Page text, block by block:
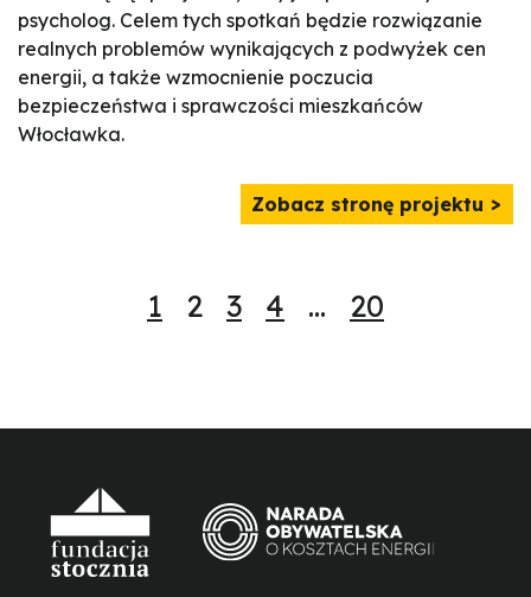
psycholog. Celem tych spotkań będzie rozwiązanie
realnych problemów wynikających z podwyżek cen
energii, a także wzmocnienie poczucia
bezpieczeństwa i sprawczości mieszkańców
Włocławka.
Zobacz stronę projektu
1 2 3 4 … 20